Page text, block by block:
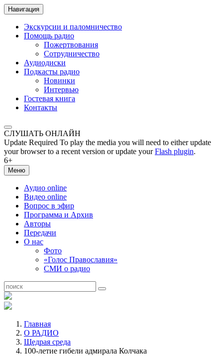
Навигация
Экскурсии и паломничество
Помощь радио
Пожертвования
Сотрудничество
Аудиодиски
Подкасты радио
Новинки
Интервью
Гостевая книга
Контакты
СЛУШАТЬ ОНЛАЙН
Update Required To play the media you will need to either update
your browser to a recent version or update yourFlash plugin.
6+
Меню
Аудио online
Видео online
Вопрос в эфир
Программа и Архив
Авторы
Передачи
О нас
Фото
«Голос Православия»
СМИ о радио
Главная
О РАДИО
Щедрая среда
100-летие гибели адмирала Колчака